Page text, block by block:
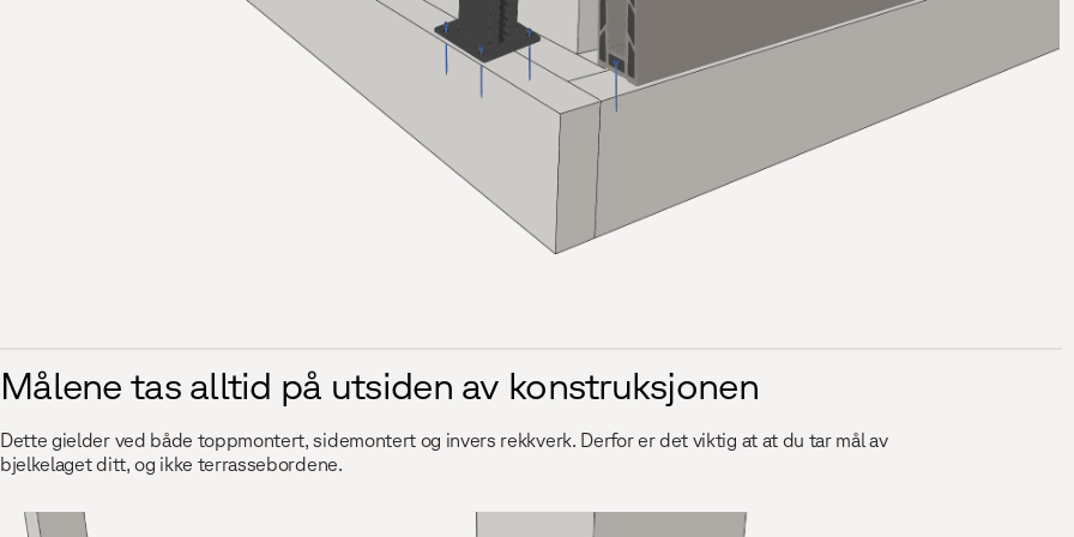
Målene tas alltid på utsiden av konstruksjonen
Dette gielder ved både toppmontert, sidemontert og invers rekkverk. Derfor er det viktig at at du tar mål av
bjelkelaget ditt, og ikke terrassebordene.